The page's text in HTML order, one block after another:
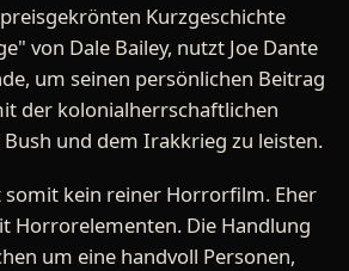
Kurzgeschichte
von Dale Bailey, nutzt Joe Dante
um seinen persönlichen Beitrag
der kolonialherrschaftlichen
und dem Irakkrieg zu leisten.
kein reiner Horrorfilm. Eher
Horrorelementen. Die Handlung
um eine handvoll Personen,